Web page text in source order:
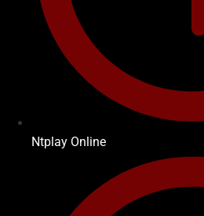
Ntplay Online